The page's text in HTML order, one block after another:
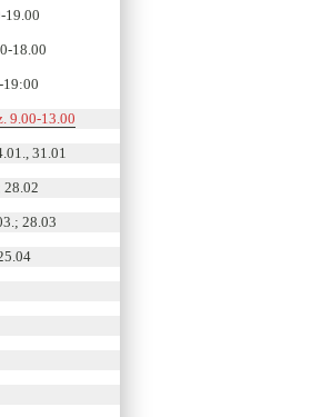
19.00
18.00
19:00
9.00-13.00
31.01
28.02
28.03